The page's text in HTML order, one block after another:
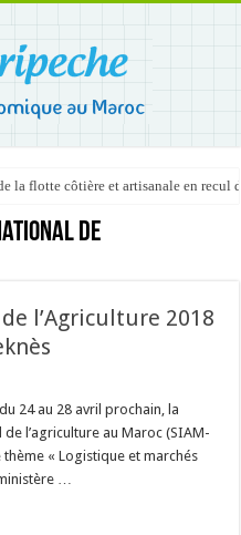
la flotte côtière et artisanale en recul
de
l’Agriculture 2018
24 au 28 avril prochain, la
l’agriculture au Maroc (SIAM-
thème « Logistique et marchés
…